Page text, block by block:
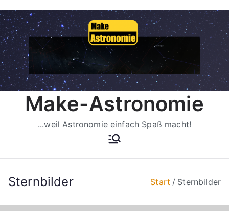
Inhalt
springen
Make-Astronomie
...weil Astronomie einfach Spaß macht!
Sternbilder Start Sternbilder